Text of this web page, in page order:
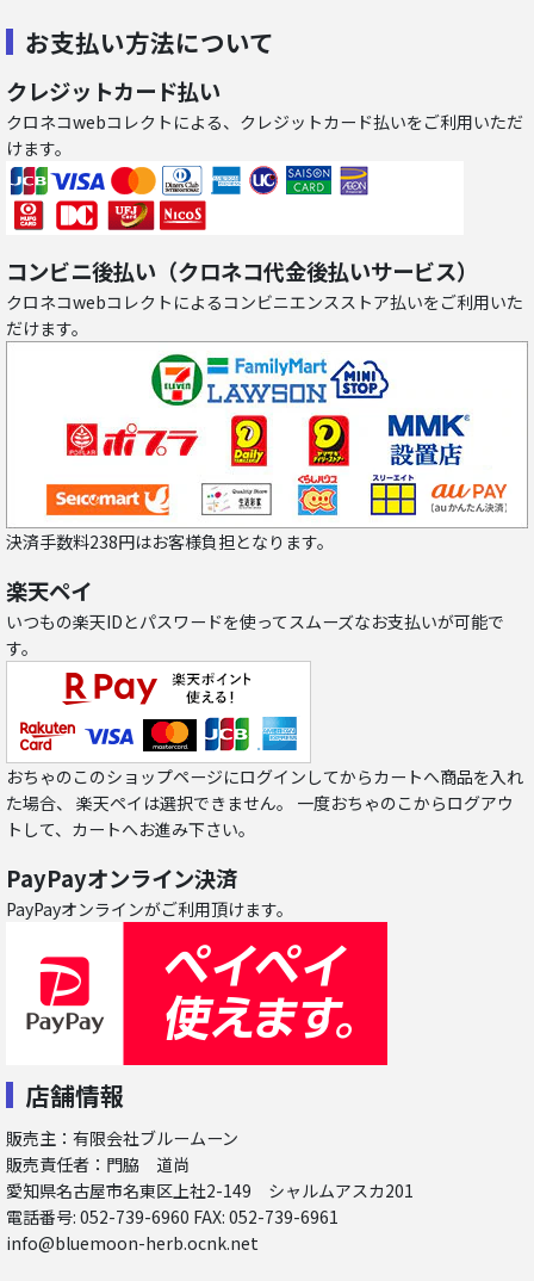
お支払い方法について
クレジットカード払い
クロネコwebコレクトによる、クレジットカード払いをご利用いただ
けます。
コンビニ後払い（クロネコ代金後払いサービス）
クロネコwebコレクトによるコンビニエンスストア払いをご利用いた
だけます。
決済手数料238円はお客様負担となります。
楽天ペイ
いつもの楽天IDとパスワードを使ってスムーズなお支払いが可能で
す。
おちゃのこのショップページにログインしてからカートへ商品を入れ
た場合、 楽天ペイは選択できません。 一度おちゃのこからログアウ
トして、カートへお進み下さい。
PayPayオンライン決済
PayPayオンラインがご利用頂けます。
店舗情報
販売主：有限会社ブルームーン
販売責任者：門脇 道尚
愛知県名古屋市名東区上社2-149 シャルムアスカ201
電話番号: 052-739-6960 FAX: 052-739-6961
info@bluemoon-herb.ocnk.net